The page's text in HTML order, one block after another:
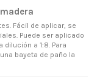
Fácil de aplicar, se
Puede ser aplicado
a 1:8. Para
bayeta de paño la